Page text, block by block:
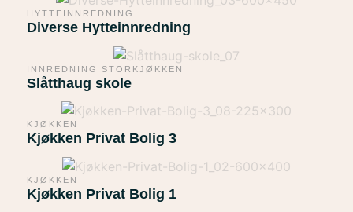
HYTTEINNREDNING
Diverse Hytteinnredning
INNREDNING STORKJØKKEN
Slåtthaug skole
KJØKKEN
Kjøkken Privat Bolig 3
KJØKKEN
Kjøkken Privat Bolig 1